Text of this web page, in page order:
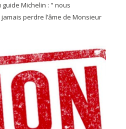
Michelin : " nous
perdre l’âme de Monsieur